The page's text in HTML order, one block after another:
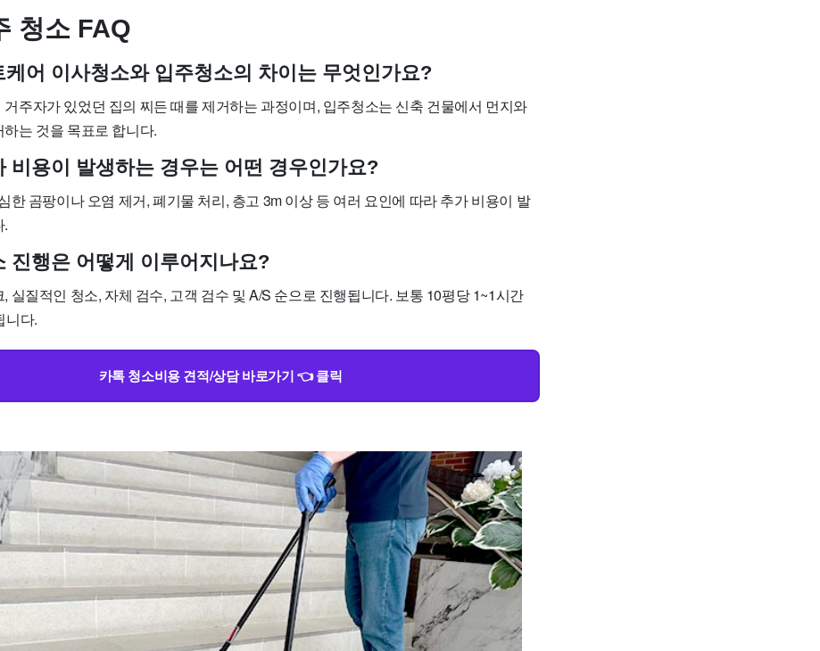
청소 FAQ
케어 이사청소와 입주청소의 차이는 무엇인가요?
주자가 있었던 집의 찌든 때를 제거하는 과정이며, 입주청소는 신축 건물에서 먼지와
는 것을 목표로 합니다.
비용이 발생하는 경우는 어떤 경우인가요?
한 곰팡이나 오염 제거, 폐기물 처리, 층고 3m 이상 등 여러 요인에 따라 추가 비용이 발
.
진행은 어떻게 이루어지나요?
실질적인 청소, 자체 검수, 고객 검수 및 A/S 순으로 진행됩니다. 보통 10평당 1~1시간
니다.
카톡 청소비용 견적/상담 바로가기 👈 클릭